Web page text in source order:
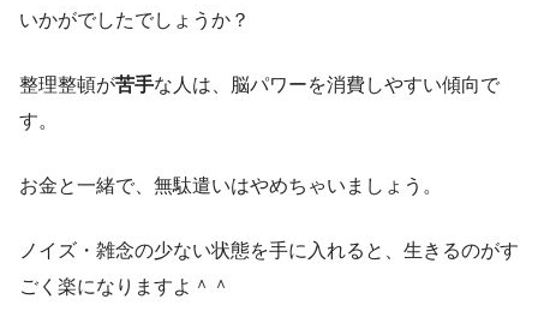
いかがでしたでしょうか？
整理整頓が苦手な人は、脳パワーを消費しやすい傾向で
す。
お金と一緒で、無駄遣いはやめちゃいましょう。
ノイズ・雑念の少ない状態を手に入れると、生きるのがす
ごく楽になりますよ＾＾